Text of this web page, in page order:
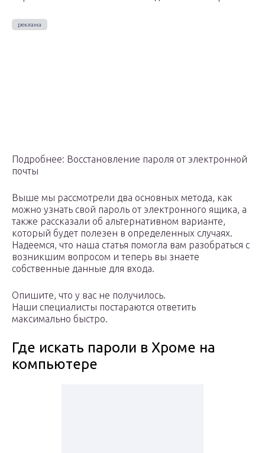
Подробнее: Восстановление пароля от электронной
почты
Выше мы рассмотрели два основных метода, как
можно узнать свой пароль от электронного ящика, а
также рассказали об альтернативном варианте,
который будет полезен в определенных случаях.
Надеемся, что наша статья помогла вам разобраться с
возникшим вопросом и теперь вы знаете
собственные данные для входа.
Опишите, что у вас не получилось.
Наши специалисты постараются ответить
максимально быстро.
Где искать пароли в Хроме на
компьютере